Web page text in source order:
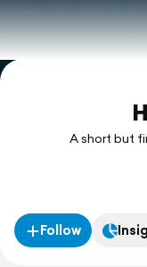
Flyover
Explore
A short but
Follow